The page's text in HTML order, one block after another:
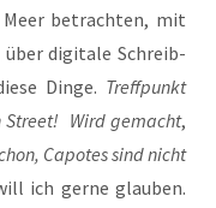
betrach­ten, mit
über digi­ta­le Schreib­
Din­ge. Treff­punkt
Street! Wird gemacht,
Capo­tes sind nicht
ich ger­ne glau­ben.